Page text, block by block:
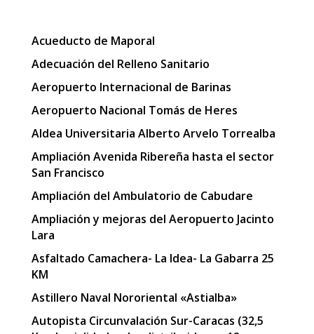
Acueducto de Maporal
Adecuación del Relleno Sanitario
Aeropuerto Internacional de Barinas
Aeropuerto Nacional Tomás de Heres
Aldea Universitaria Alberto Arvelo Torrealba
Ampliación Avenida Ribereña hasta el sector
San Francisco
Ampliación del Ambulatorio de Cabudare
Ampliación y mejoras del Aeropuerto Jacinto
Lara
Asfaltado Camachera- La Idea- La Gabarra 25
KM
Astillero Naval Nororiental «Astialba»
Autopista Circunvalación Sur-Caracas (32,5